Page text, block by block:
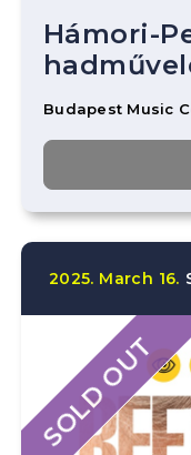
Hámori-
Budapest Music
2025. March 16.
SOLD OUT